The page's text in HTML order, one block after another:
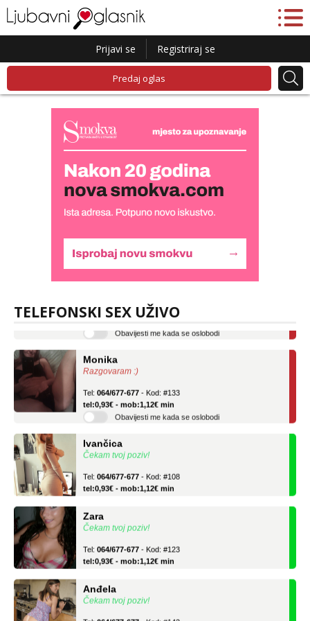
Prijavi se Registriraj se
Predaj oglas
TELEFONSKI SEX UŽIVO
tel:0,93€ - mob:1,12€ min
Razgovaram :)
tel:0,93€ - mob:1,12€ min
Obavijesti me kada se oslobodi
Čekam tvoj poziv!
tel:0,93€ - mob:1,12€ min
Čekam tvoj poziv!
tel:0,93€ - mob:1,12€ min
Čekam tvoj poziv!